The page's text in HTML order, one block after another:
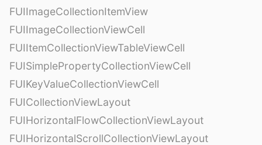
FUIImageCollectionItemView
FUIImageCollectionViewCell
FUIItemCollectionViewTableViewCell
FUISimplePropertyCollectionViewCell
FUIKeyValueCollectionViewCell
FUICollectionViewLayout
FUIHorizontalFlowCollectionViewLayout
FUIHorizontalScrollCollectionViewLayout